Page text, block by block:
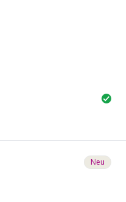
Neu